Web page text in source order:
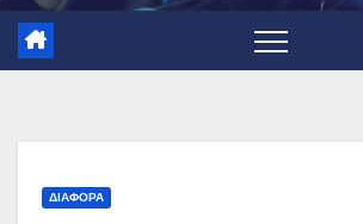
ΔΙΆΦΟΡΑ